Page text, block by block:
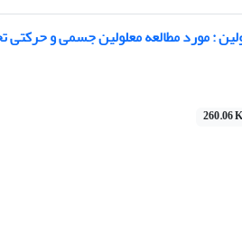
: مورد مطالعه معلولین جسمی و
260.06